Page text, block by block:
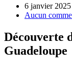
6 janvier 2025
Aucun
Découverte
Guadeloupe